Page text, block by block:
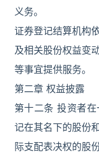
义务。
证券登记结算机构
及相关股份权益变
等事宜提供服务。
第二章 权益披露
第十二条 投资者
记在其名下的股份
际支配表决权的股